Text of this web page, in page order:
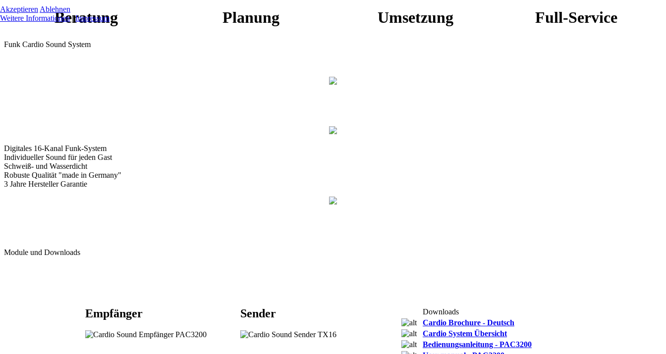
Beratung Planung Umsetzung Full-Service
Funk Cardio Sound System
Digitales 16-Kanal Funk-System
Individueller Sound für jeden Gast
Schweiß- und Wasserdicht
Robuste Qualität "made in Germany"
3 Jahre Hersteller Garantie
Module und Downloads
Empfänger Sender
Downloads
Cardio Brochure - Deutsch
Cardio System Übersicht
Bedienungsanleitung - PAC3200
Akzeptieren Ablehnen
Weitere Informationen|Impressum